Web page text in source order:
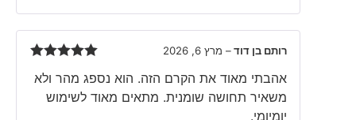
of 5
רותם בן דוד– מרץ 6, 2026
אהבתי מאוד את הקרם הזה. הוא נספג מהר ולא
משאיר תחושה שומנית. מתאים מאוד לשימוש
יומיומי.